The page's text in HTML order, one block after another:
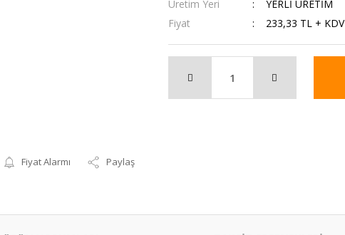
Fiyat Alarmı Paylaş
Üretim Yeri
YERLİ ÜRETİM
Fiyat
233,33 TL + KDV